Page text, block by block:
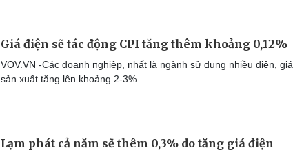
Giá điện sẽ tác động CPI tăng thêm khoảng 0,12%
VOV.VN -Các doanh nghiệp, nhất là ngành sử dụng nhiều điện,
sản xuất tăng lên khoảng 2-3%.
Lạm phát cả năm sẽ thêm 0,3% do tăng giá điện